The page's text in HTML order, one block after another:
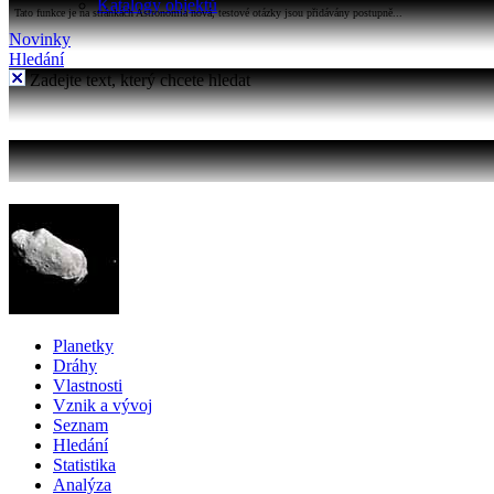
Katalogy objektů
Tato funkce je na stránkách Astronomia nová, testové otázky jsou přidávány postupně...
Novinky
Hledání
Zadejte text, který chcete hledat
Planetky
Dráhy
Vlastnosti
Vznik a vývoj
Seznam
Hledání
Statistika
Analýza